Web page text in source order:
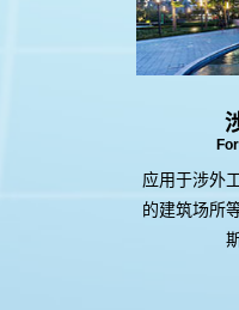
应用于涉外
的建筑场所